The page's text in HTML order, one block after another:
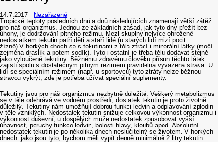
14.7.2017
Nezařazené
Tropické teploty posledních dnů a dnů následujících znamenají větší zátěž
pro náš organizmus. Jednou ze základních zásad, jak tyto dny přežít bez
úhony, je dodržování pitného režimu. Mezi skupiny nejvíce ohrožené
nedostatkem tekutin patří děti a staří lidé (u starých lidí mizí pocit
žízně).V horkých dnech se s tekutinami z těla ztrácí i minerální látky (močí
zejména draslík a potem sodík). Tyto i ostatní je třeba tělu dodávat stejně
jako vyloučené tekutiny. Běžnému zdravému člověku přísun těchto látek
zajistí spolu s dostatečným pitným režimem pravidelná vyvážená strava. U
lidí se speciálním režimem (např. u sportovců) tyto ztráty nelze běžnou
stravou vykrýt, zde je potřeba užívat speciální suplementy.
Tekutiny jsou pro náš organizmus nezbytně důležité. Veškerý metabolizmus
se v těle odehrává ve vodném prostředí, dostatek tekutin je proto životně
důležitý. Tekutiny nám umožňují dobrou funkci ledvin a odplavování zplodin
v těle vzniklých. Nedostatek tekutin snižuje celkovou výkonnost organizmu i
výkonnost duševní, u dospělých může nedostatek způsobovat vyšší
únavnost, poruchy funkce ledvin, bolesti hlavy, kloubů apod. Absolutní
nedostatek tekutin je po několika dnech neslučitelný se životem. V horkých
dnech, jako jsou tyto, bychom měli vypít denně minimálně 2 litry tekutin.